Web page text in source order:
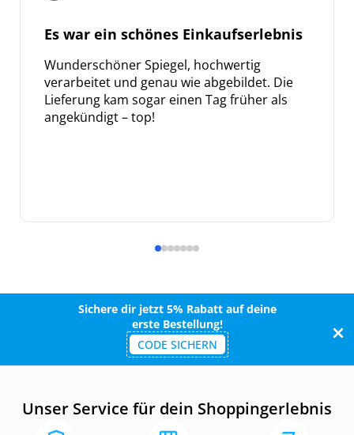
Es war ein schönes Einkaufserlebnis
Wunderschöner Spiegel, hochwertig
verarbeitet und genau wie abgebildet. Die
Lieferung kam sogar einen Tag früher als
angekündigt – top!
Sichere dir jetzt 5% Rabatt auf deine
erste Bestellung!
CODE SICHERN
Unser Service für dein Shoppingerlebnis